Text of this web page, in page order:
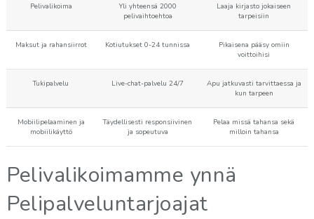
Pelivalikoima
Yli yhteensä 2000
pelivaihtoehtoa
Laaja kirjasto jokaiseen
tarpeisiin
Maksut ja rahansiirrot Kotiutukset 0-24 tunnissa
Pikaisena pääsy omiin
voittoihisi
Tukipalvelu Live-chat-palvelu 24/7
Apu jatkuvasti tarvittaessa ja
kun tarpeen
Mobiilipelaaminen ja
mobiilikäyttö
Täydellisesti responsiivinen
ja sopeutuva
Pelaa missä tahansa sekä
milloin tahansa
Pelivalikoimamme ynnä
Pelipalveluntarjoajat